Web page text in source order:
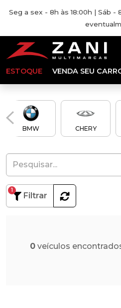
Seg a sex - 8h às 18:00h | Sáb -
ESTOQUE VENDA SEU
BMW CHERY
Filtrar
1
0 veículos